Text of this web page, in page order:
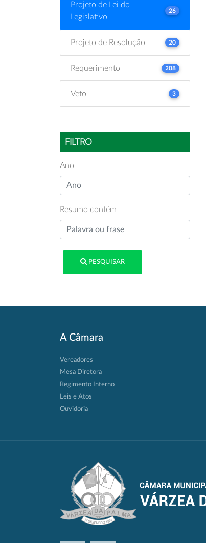
Projeto de Lei do
Legislativo
26
Projeto de Resolução 20
Requerimento 208
Veto 3
FILTRO
Ano
Resumo contém
PESQUISAR
A Câmara
Vereadores
Mesa Diretora
Regimento Interno
Leis e Atos
Ouvidoria